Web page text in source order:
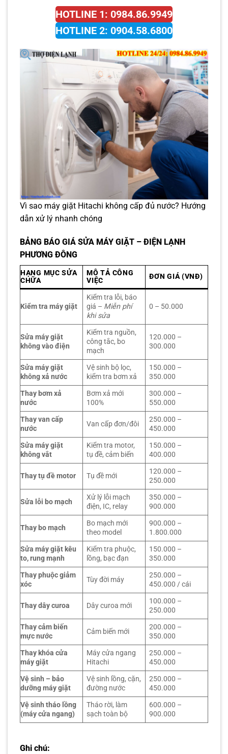
HOTLINE 1: 0984.86.9949
HOTLINE 2: 0904.58.6800
Vì sao máy giặt Hitachi không cấp đủ nước? Hướng
dẫn xử lý nhanh chóng
BẢNG BÁO GIÁ SỬA MÁY GIẶT – ĐIỆN LẠNH
PHƯƠNG ĐÔNG
HẠNG MỤC SỬA
CHỮA
MÔ TẢ CÔNG
VIỆC
ĐƠN GIÁ (VNĐ)
Kiểm tra máy giặt
Kiểm tra lỗi, báo
giá – Miễn phí
khi sửa
0 – 50.000
Sửa máy giặt
không vào điện
Kiểm tra nguồn,
công tắc, bo
mạch
120.000 –
300.000
Sửa máy giặt
không xả nước
Vệ sinh bộ lọc,
kiểm tra bơm xả
150.000 –
350.000
Thay bơm xả
nước
Bơm xả mới
100%
300.000 –
550.000
Thay van cấp
nước
Van cấp đơn/đôi
250.000 –
450.000
Sửa máy giặt
không vắt
Kiểm tra motor,
tụ đề, cảm biến
150.000 –
400.000
Thay tụ đề motor Tụ đề mới
120.000 –
250.000
Sửa lỗi bo mạch
Xử lý lỗi mạch
điện, IC, relay
350.000 –
900.000
Thay bo mạch
Bo mạch mới
theo model
900.000 –
1.800.000
Sửa máy giặt kêu
to, rung mạnh
Kiểm tra phuộc,
lồng, bạc đạn
150.000 –
350.000
Thay phuộc giảm
xóc
Tùy đời máy
250.000 –
450.000 / cái
Thay dây curoa Dây curoa mới
100.000 –
250.000
Thay cảm biến
mực nước
Cảm biến mới
200.000 –
350.000
Thay khóa cửa
máy giặt
Máy cửa ngang
Hitachi
250.000 –
450.000
Vệ sinh – bảo
dưỡng máy giặt
Vệ sinh lồng, cặn,
đường nước
250.000 –
450.000
Vệ sinh tháo lồng
(máy cửa ngang)
Tháo rời, làm
sạch toàn bộ
600.000 –
900.000
Ghi chú: